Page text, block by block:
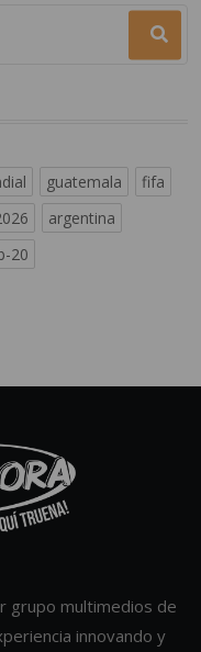
guatemala
fifa
argentina
20
grupo multimedios de
innovando y